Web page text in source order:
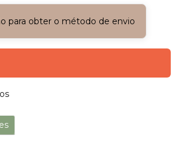
para obter o método de envio